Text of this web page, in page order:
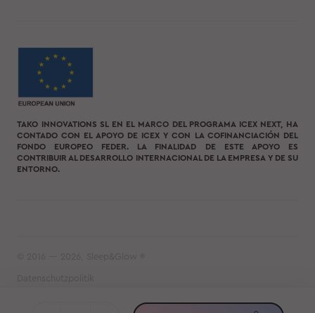
TAKO INNOVATIONS SL EN EL MARCO DEL PROGRAMA ICEX NEXT, HA
CONTADO CON EL APOYO DE ICEX Y CON LA COFINANCIACIÓN DEL
FONDO EUROPEO FEDER. LA FINALIDAD DE ESTE APOYO ES
CONTRIBUIR AL DESARROLLO INTERNACIONAL DE LA EMPRESA Y DE SU
ENTORNO.